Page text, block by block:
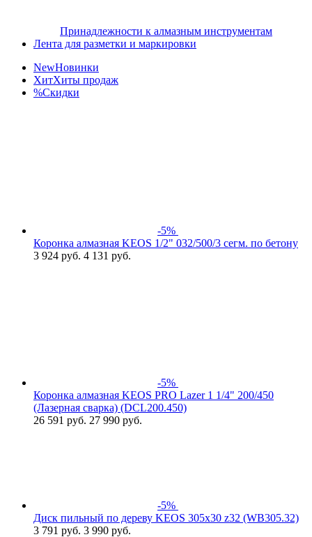
Принадлежности к алмазным инструментам
Лента для разметки и маркировки
NewНовинки
ХитХиты продаж
%Скидки
-5%
Коронка алмазная KEOS 1/2" 032/500/3 сегм. по бетону
3 924 руб. 4 131 руб.
-5%
Коронка алмазная KEOS PRO Lazer 1 1/4" 200/450
(Лазерная сварка) (DCL200.450)
26 591 руб. 27 990 руб.
-5%
Диск пильный по дереву KEOS 305x30 z32 (WB305.32)
3 791 руб. 3 990 руб.